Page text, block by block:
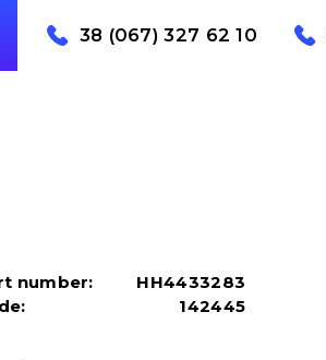
38 (067) 327 62 10
number:
HH4433283
142445